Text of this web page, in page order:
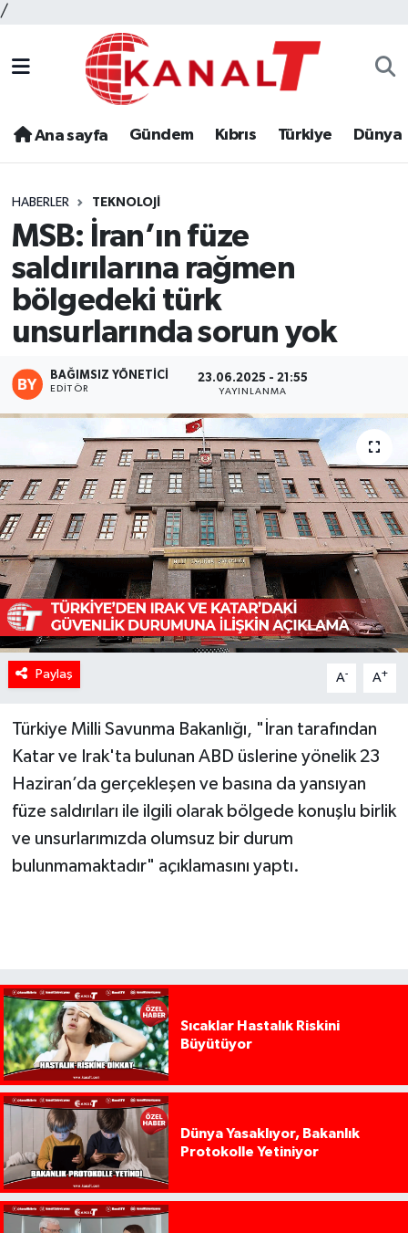
/
Ana sayfa Gündem Kıbrıs Türkiye Dünya
HABERLER TEKNOLOJI
MSB: İran’ın füze
saldırılarına rağmen
bölgedeki türk
unsurlarında sorun yok
BAĞIMSIZ YÖNETICI
EDITÖR
23.06.2025 - 21:55
YAYINLANMA
Paylaş A- A+
Türkiye Milli Savunma Bakanlığı, "İran tarafından
Katar ve Irak'ta bulunan ABD üslerine yönelik 23
Haziran’da gerçekleşen ve basına da yansıyan
füze saldırıları ile ilgili olarak bölgede konuşlu birlik
ve unsurlarımızda olumsuz bir durum
bulunmamaktadır" açıklamasını yaptı.
Sıcaklar Hastalık Riskini
Büyütüyor
Dünya Yasaklıyor, Bakanlık
Protokolle Yetiniyor